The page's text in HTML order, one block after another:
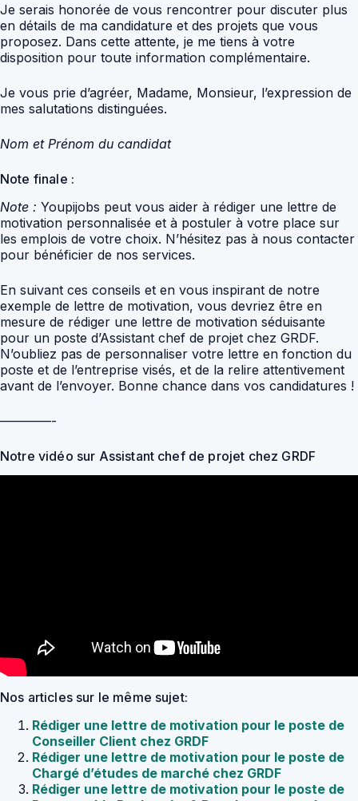
Je serais honorée de vous rencontrer pour discuter plus
en détails de ma candidature et des projets que vous
proposez. Dans cette attente, je me tiens à votre
disposition pour toute information complémentaire.
Je vous prie d’agréer, Madame, Monsieur, l’expression de
mes salutations distinguées.
Nom et Prénom du candidat
Note finale :
Note : Youpijobs peut vous aider à rédiger une lettre de
motivation personnalisée et à postuler à votre place sur
les emplois de votre choix. N’hésitez pas à nous contacter
pour bénéficier de nos services.
En suivant ces conseils et en vous inspirant de notre
exemple de lettre de motivation, vous devriez être en
mesure de rédiger une lettre de motivation séduisante
pour un poste d’Assistant chef de projet chez GRDF.
N’oubliez pas de personnaliser votre lettre en fonction du
poste et de l’entreprise visés, et de la relire attentivement
avant de l’envoyer. Bonne chance dans vos candidatures !
————-
Notre vidéo sur Assistant chef de projet chez GRDF
Nos articles sur le même sujet:
Rédiger une lettre de motivation pour le poste de
Conseiller Client chez GRDF
Rédiger une lettre de motivation pour le poste de
Chargé d’études de marché chez GRDF
Rédiger une lettre de motivation pour le poste de